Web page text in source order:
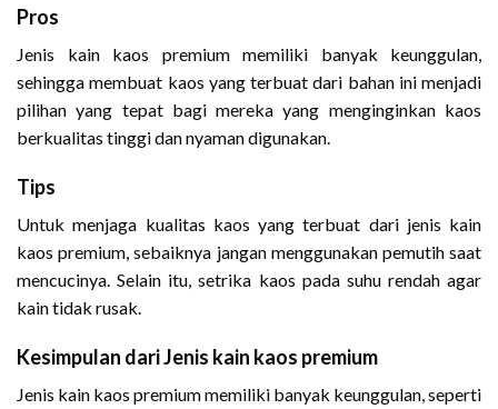
Pros
Jenis kain kaos premium memiliki banyak keunggulan,
sehingga membuat kaos yang terbuat dari bahan ini menjadi
pilihan yang tepat bagi mereka yang menginginkan kaos
berkualitas tinggi dan nyaman digunakan.
Tips
Untuk menjaga kualitas kaos yang terbuat dari jenis kain
kaos premium, sebaiknya jangan menggunakan pemutih saat
mencucinya. Selain itu, setrika kaos pada suhu rendah agar
kain tidak rusak.
Kesimpulan dari Jenis kain kaos premium
Jenis kain kaos premium memiliki banyak keunggulan, seperti